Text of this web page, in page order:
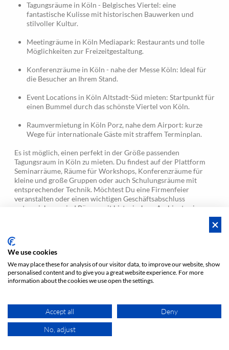
Tagungsräume in Köln - Belgisches Viertel: eine
fantastische Kulisse mit historischen Bauwerken und
stilvoller Kultur.
Meetingräume in Köln Mediapark: Restaurants und tolle
Möglichkeiten zur Freizeitgestaltung.
Konferenzräume in Köln - nahe der Messe Köln: Ideal für
die Besucher an Ihrem Stand.
Event Locations in Köln Altstadt-Süd mieten: Startpunkt für
einen Bummel durch das schönste Viertel von Köln.
Raumvermietung in Köln Porz, nahe dem Airport: kurze
Wege für internationale Gäste mit straffem Terminplan.
Es ist möglich, einen perfekt in der Größe passenden
Tagungsraum in Köln zu mieten. Du findest auf der Plattform
Seminarräume, Räume für Workshops, Konferenzräume für
kleine und große Gruppen oder auch Schulungsräume mit
entsprechender Technik. Möchtest Du eine Firmenfeier
veranstalten oder einen wichtigen Geschäftsabschluss
unterzeichnen, sind Räume mit historischem Ambiente eine
Tagungsraum in Köln online
buchen - schnell und unkompliziert
Über die Plattform spacebase.com lassen sich Räume in Köln
Größe des gewünschten Raumes mit der geplanten
Teilnehmerzahl fest, gibst den gewünschten Ort und Termin ein
und lässt Dir die verfügbaren Angebote anzeigen. Dabei kannst
Du außerdem eine Auswahl zum Typ der Location vornehmen.
We use cookies
We may place these for analysis of our visitor data, to improve our website, show
personalised content and to give you a great website experience. For more
information about the cookies we use open the settings.
Accept all Deny
No, adjust